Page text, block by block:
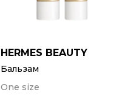
HERMES BEAUTY
Бальзам
One size